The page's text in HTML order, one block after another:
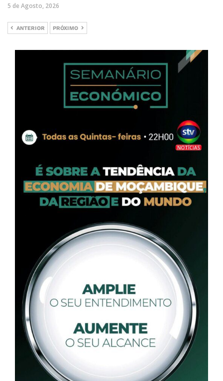
5 de Agosto, 2026
ANTERIOR PRÓXIMO